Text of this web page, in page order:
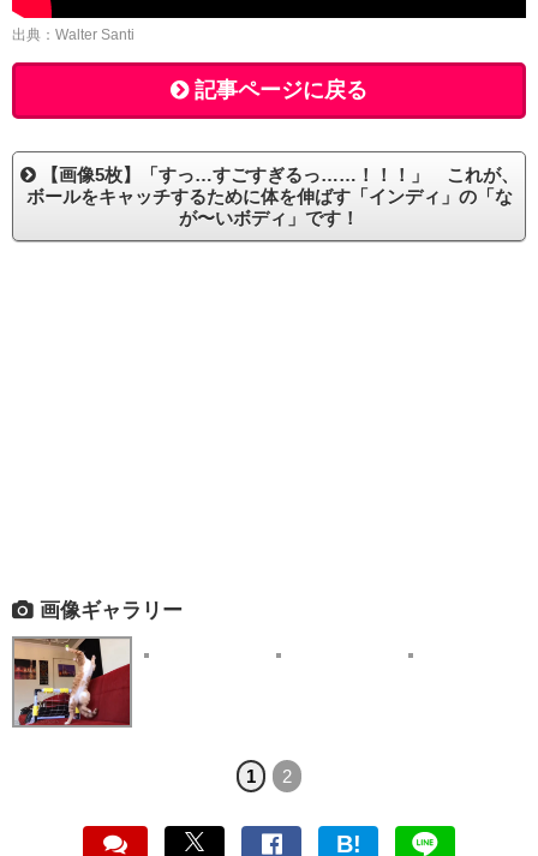
出典：Walter Santi
記事ページに戻る
【画像5枚】「すっ…すごすぎるっ……！！！」 これが、
ボールをキャッチするために体を伸ばす「インディ」の「な
が〜いボディ」です！
画像ギャラリー
1 2
B!